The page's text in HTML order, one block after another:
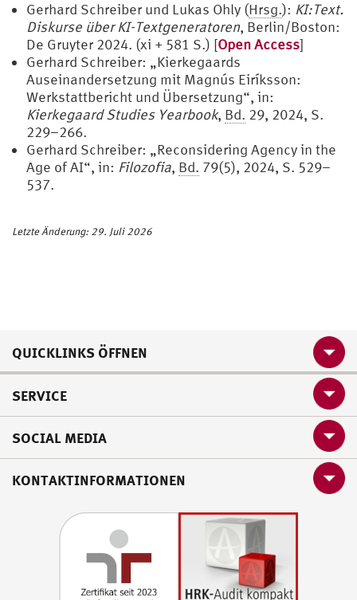
Gerhard Schreiber und Lukas Ohly (Hrsg.): KI:Text.
Diskurse über KI-Textgeneratoren, Berlin/Boston:
De Gruyter 2024. (xi + 581 S.) [Open Access]
Gerhard Schreiber: „Kierkegaards
Auseinandersetzung mit Magnús Eiríksson:
Werkstattbericht und Übersetzung“, in:
Kierkegaard Studies Yearbook, Bd. 29, 2024, S.
229–266.
Gerhard Schreiber: „Reconsidering Agency in the
Age of AI“, in: Filozofia, Bd. 79(5), 2024, S. 529–
537.
Letzte Änderung: 29. Juli 2026
QUICKLINKS ÖFFNEN
SERVICE
SOCIAL MEDIA
KONTAKTINFORMATIONEN